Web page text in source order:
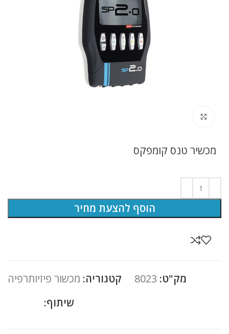
מכשיר טנס קומפקס
הוסף להצעת מחיר
מק"ט: 8023 קטגוריה: מכשור פיזיותרפיה
שיתוף: